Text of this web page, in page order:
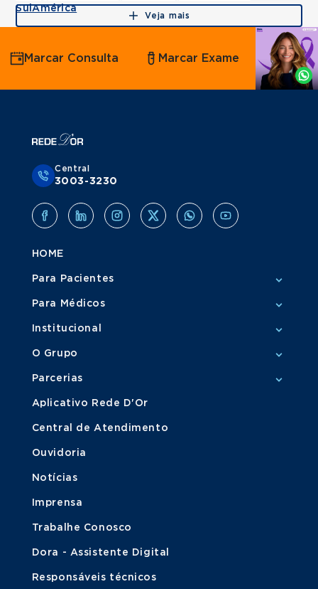
SulAmérica
Veja mais
Agende
por
Whatsapp
Marcar Consulta Marcar Exame
Central
3003-3230
HOME
Para Pacientes
Para Médicos
Institucional
O Grupo
Parcerias
Aplicativo Rede D'Or
Central de Atendimento
Ouvidoria
Notícias
Imprensa
Trabalhe Conosco
Dora - Assistente Digital
Responsáveis técnicos